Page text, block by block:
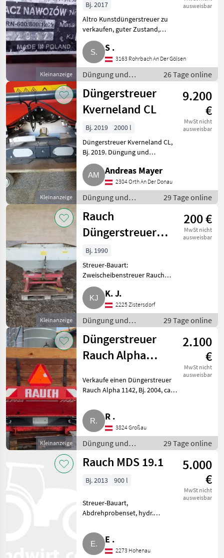
Kleinanzeige
ausweisbar
Bj. 2017
Altro Kunstdüngerstreuer zu
verkaufen, guter Zustand,
wenig benutzt, kein Rost, inkl.
Abdeckplane (nicht am Foto),
keine Garantie, Gewährleistung
oder Rücknahme, Bes
S .
3163 Rohrbach An Der Gölsen
Düngung und
Beregnung /
Mineraldüngerstreuer/Wiegestreuer
26 Tage online
Kleinanzeige
Düngerstreuer
Kverneland CL
9.200
€
MwSt nicht
ausweisbar
Bj. 2019
2000 l
Düngerstreuer Kverneland CL,
Bj. 2019. Düngung und
Beregnung
Mineraldüngerstreuer/Wiegestreuer
Andreas Mayer
2304 Orth An Der Donau
Düngung und
Beregnung /
Mineraldüngerstreuer/Wiegestreuer
29 Tage online
Kleinanzeige
Rauch
Düngerstreuer
Komet ZS/1000
N
200 €
MwSt nicht
ausweisbar
Bj. 1990
Streuer-Bauart:
Zweischeibenstreuer Rauch
Komet ZS/1000 N abzugeben,
Lager im Getriebe gehört
erneuert, Getriebe läuft, Welle
hat etwas Spiel, Füllmenge
1.000 kg. Dü
K. J.
2225 Zistersdorf
Düngung und
Beregnung /
Mineraldüngerstreuer/Wiegestreuer
29 Tage online
Kleinanzeige
Düngerstreuer
Rauch Alpha
2.100
€
MwSt nicht
ausweisbar
Verkaufe einen Düngerstreuer
Rauch Alpha 1142, Bj. 2004, ca.
FG Breite, Wurfschaufeln
neuwertig, einsatzbereit.
Düngung und Beregnung
R .
3824 Großau
Düngung und
Beregnung /
Mineraldüngerstreuer/Wiegestreuer
29 Tage online
Rauch MDS 19.1
5.000
€
MwSt nicht
ausweisbar
Bj. 2013 900 l
Streuer-Bauart,
Abdrehprobenset, hydr.
Grenzstreueinrichtung,
Streumengenverstellung Alles
funktionsfähig. Düngung und
E .
2273 Hohenau